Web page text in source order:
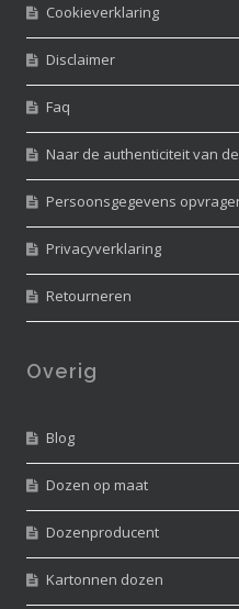
Cookieverklaring
Disclaimer
Faq
Naar de authenticiteit van
Persoonsgegevens
Privacyverklaring
Retourneren
Overig
Blog
Dozen op maat
Dozenproducent
Kartonnen dozen